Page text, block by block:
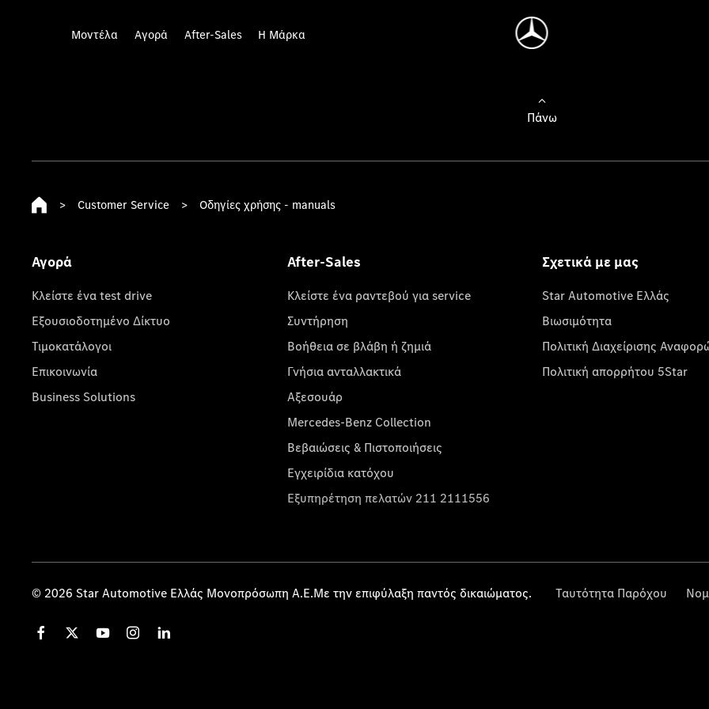
Μοντέλα Αγορά After-Sales Η Μάρκα
Πάνω
> Customer Service > Οδηγίες χρήσης - manuals
Αγορά
Κλείστε ένα test drive
Εξουσιοδοτημένο Δίκτυο
Τιμοκατάλογοι
Επικοινωνία
Business Solutions
After-Sales
Κλείστε ένα ραντεβού για service
Συντήρηση
Βοήθεια σε βλάβη ή ζημιά
Γνήσια ανταλλακτικά
Αξεσουάρ
Mercedes-Benz Collection
Βεβαιώσεις & Πιστοποιήσεις
Εγχειρίδια κατόχου
Εξυπηρέτηση πελατών 211 2111556
Σχετικά με μας
Star Automotive Ελλάς
Βιωσιμότητα
Πολιτική Διαχείρισης
Πολιτική απορρήτου 5Star
© 2026 Star Automotive Ελλάς Μονοπρόσωπη Α.Ε.Με την επιφύλαξη παντός δικαιώματος. Ταυτότητα Παρόχου